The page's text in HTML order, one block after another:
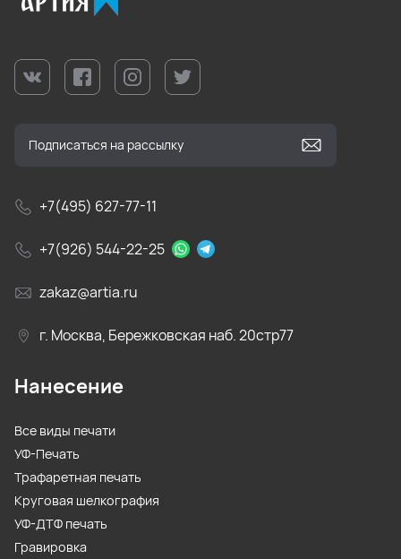
+7(495) 627-77-11
+7(926) 544-22-25
zakaz@artia.ru
г. Москва, Бережковская наб. 20стр77
Нанесение
Все виды печати
УФ-Печать
Трафаретная печать
Круговая шелкография
УФ-ДТФ печать
Гравировка